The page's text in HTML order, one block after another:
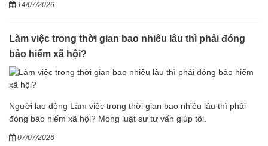
14/07/2026
Làm việc trong thời gian bao nhiêu lâu thì phải đóng
bảo hiểm xã hội?
Người lao động Làm việc trong thời gian bao nhiêu lâu thì phải
đóng bảo hiểm xã hội? Mong luật sư tư vấn giúp tôi.
07/07/2026